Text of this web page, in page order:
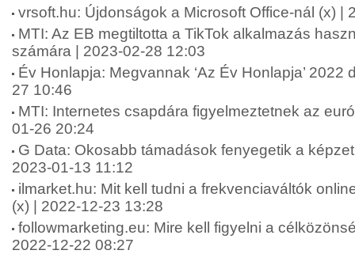
vrsoft.hu: Újdonságok a Microsoft Office-nál (x) |
MTI: Az EB megtiltotta a TikTok alkalmazás
számára | 2023-02-28 12:03
Év Honlapja: Megvannak ‘Az Év Honlapja’ 2022
27 10:46
MTI: Internetes csapdára figyelmeztetnek az
01-26 20:24
G Data: Okosabb támadások fenyegetik a
2023-01-13 11:12
ilmarket.hu: Mit kell tudni a frekvenciaváltók
(x) | 2022-12-23 13:28
followmarketing.eu: Mire kell figyelni a
2022-12-22 08:27